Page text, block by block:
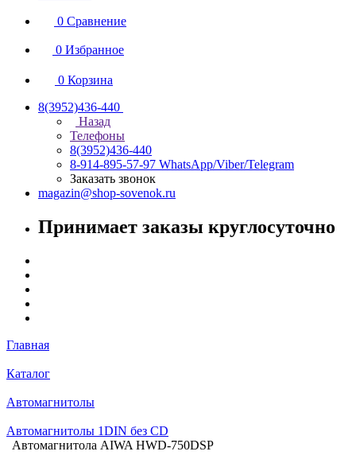
0 Сравнение
0 Избранное
0 Корзина
8(3952)436-440
Назад
Телефоны
8(3952)436-440
8-914-895-57-97 WhatsApp/Viber/Telegram
Заказать звонок
magazin@shop-sovenok.ru
Принимает заказы круглосуточно
Главная
Каталог
Автомагнитолы
Автомагнитолы 1DIN без CD
Автомагнитола AIWA HWD-750DSP